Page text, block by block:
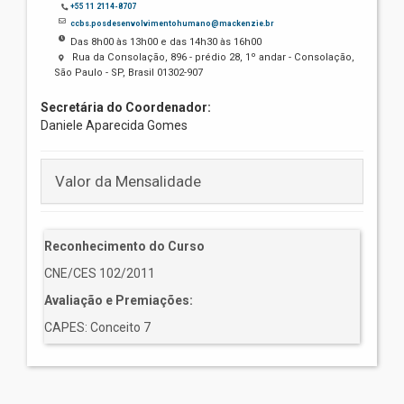
+55 11 2114-8707
ccbs.posdesenvolvimentohumano@mackenzie.br
Das 8h00 às 13h00 e das 14h30 às 16h00
Rua da Consolação, 896 - prédio 28, 1º andar - Consolação,
São Paulo - SP, Brasil 01302-907
Secretária do Coordenador:
Daniele Aparecida Gomes
Valor da Mensalidade
Reconhecimento do Curso
CNE/CES 102/2011
Avaliação e Premiações:
CAPES: Conceito 7